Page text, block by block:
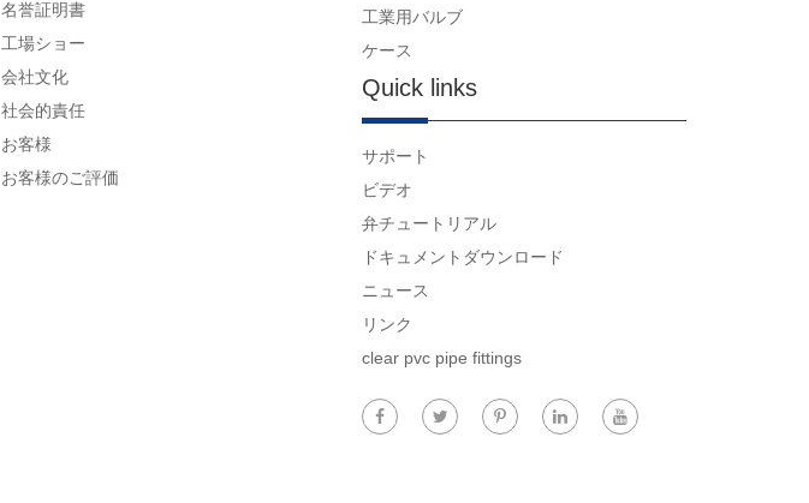
名誉証明書
工場ショー
会社文化
社会的責任
お客様
お客様のご評価
工業用バルブ
ケース
Quick links
サポート
ビデオ
弁チュートリアル
ドキュメントダウンロード
ニュース
リンク
clear pvc pipe fittings